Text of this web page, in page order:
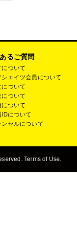
るご質問
について
シエイツ会員について
について
について
について
IDについて
ンセルについて
Terms of Use.